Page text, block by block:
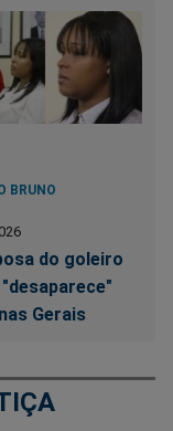
BRUNO
do goleiro
Gerais